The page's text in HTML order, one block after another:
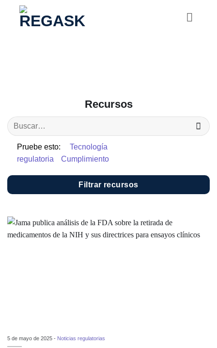
Saltar
Recursos
Pruebe esto:
Tecnología
regulatoria
Cumplimiento
Filtrar recursos
5 de mayo de 2025 - Noticias regulatorias